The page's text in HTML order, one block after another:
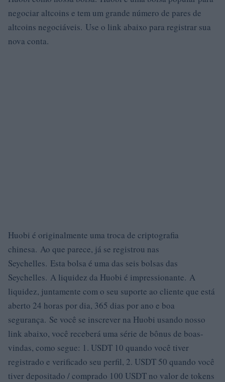
negociar altcoins e tem um grande número de pares de
altcoins negociáveis. Use o link abaixo para registrar sua
nova conta.
Huobi é originalmente uma troca de criptografia
chinesa. Ao que parece, já se registrou nas
Seychelles. Esta bolsa é uma das seis bolsas das
Seychelles. A liquidez da Huobi é impressionante. A
liquidez, juntamente com o seu suporte ao cliente que está
aberto 24 horas por dia, 365 dias por ano e boa
segurança. Se você se inscrever na Huobi usando nosso
link abaixo, você receberá uma série de bônus de boas-
vindas, como segue: 1. USDT 10 quando você tiver
registrado e verificado seu perfil, 2. USDT 50 quando você
tiver depositado / comprado 100 USDT no valor de tokens